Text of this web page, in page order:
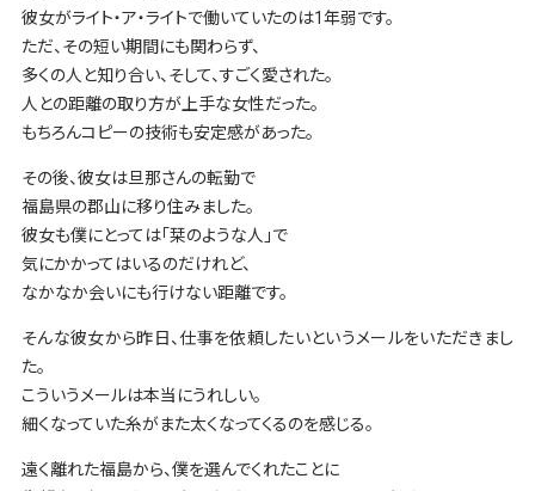
彼女がライト・ア・ライトで働いていたのは1年弱です。
ただ、その短い期間にも関わらず、
多くの人と知り合い、そして、すごく愛された。
人との距離の取り方が上手な女性だった。
もちろんコピーの技術も安定感があった。
その後、彼女は旦那さんの転勤で
福島県の郡山に移り住みました。
彼女も僕にとっては「栞のような人」で
気にかかってはいるのだけれど、
なかなか会いにも行けない距離です。
そんな彼女から昨日、仕事を依頼したいというメールをいただきまし
た。
こういうメールは本当にうれしい。
細くなっていた糸がまた太くなってくるのを感じる。
遠く離れた福島から、僕を選んでくれたことに